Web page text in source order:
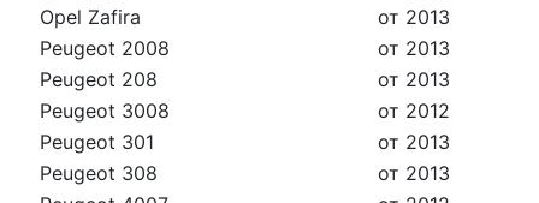
Opel Zafira
от 2013
Peugeot 2008
от 2013
Peugeot 208
от 2013
Peugeot 3008
от 2012
Peugeot 301
от 2013
Peugeot 308
от 2013